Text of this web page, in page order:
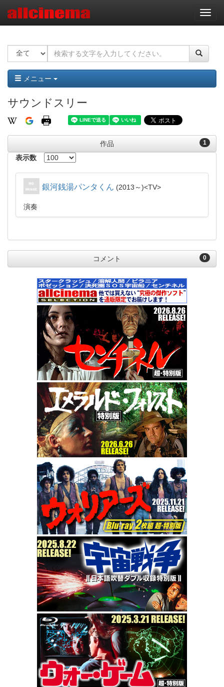
ナ
ビ
ー
ョ
ン
メニュー
サウンドスリー
1
作品
表示数
銀河銭湯パンタくん 2013～ TV
演奏
0
コメント